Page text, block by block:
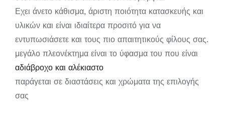
Εχει άνετο κάθισμα, άριστη ποιότητα κατασκευής και
υλικών και είναι ιδιαίτερα προσιτό για να
εντυπωσιάσετε και τους πιο απαιτητικούς φίλους σας.
μεγάλο πλεονέκτημα είναι το ύφασμα του που είναι
αδιάβροχο και αλέκιαστο
παράγεται σε διαστάσεις και χρώματα της επιλογής
σας